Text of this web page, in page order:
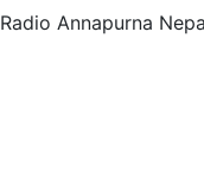
Radio Annapurna